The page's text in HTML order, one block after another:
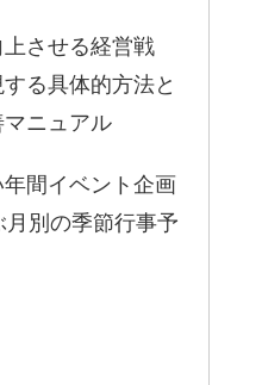
させる経営戦
る具体的方法と
ニュアル
間イベント企画
別の季節行事予